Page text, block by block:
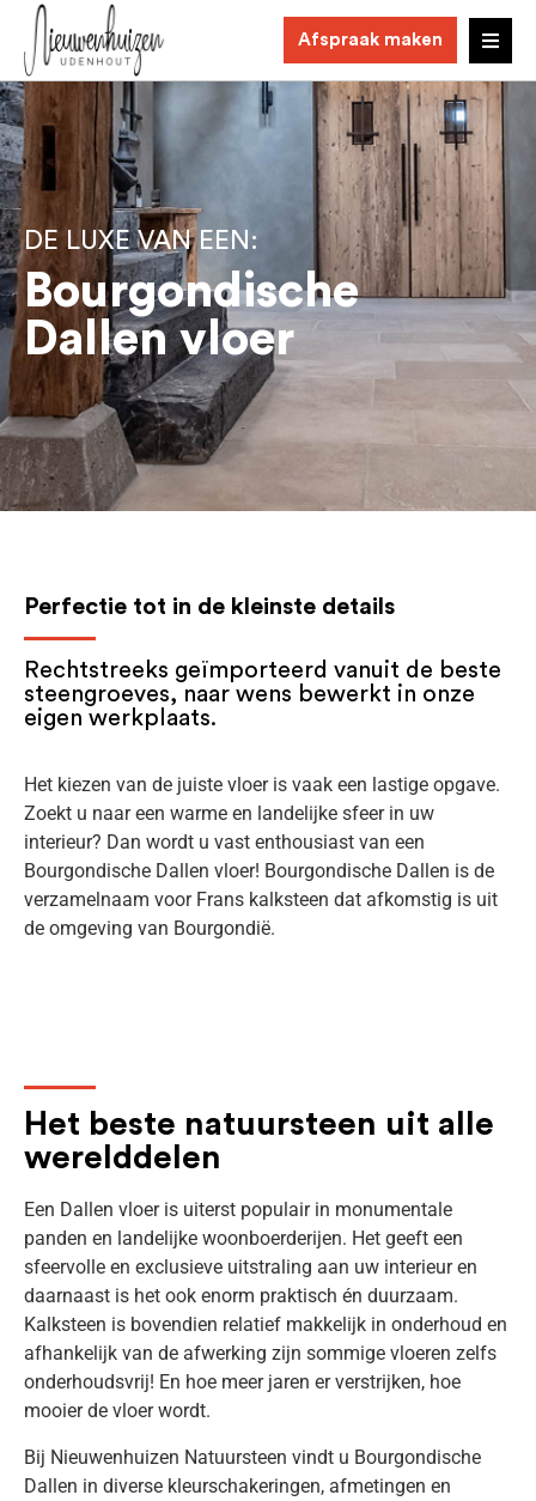
Afspraak maken
DE LUXE VAN EEN:
Bourgondische
Dallen vloer
Perfectie tot in de kleinste details
Rechtstreeks geïmporteerd vanuit de beste
steengroeves, naar wens bewerkt in onze
eigen werkplaats.
Het kiezen van de juiste vloer is vaak een lastige opgave.
Zoekt u naar een warme en landelijke sfeer in uw
interieur? Dan wordt u vast enthousiast van een
Bourgondische Dallen vloer! Bourgondische Dallen is de
verzamelnaam voor Frans kalksteen dat afkomstig is uit
de omgeving van Bourgondië.
Het beste natuursteen uit alle
werelddelen
Een Dallen vloer is uiterst populair in monumentale
panden en landelijke woonboerderijen. Het geeft een
sfeervolle en exclusieve uitstraling aan uw interieur en
daarnaast is het ook enorm praktisch én duurzaam.
Kalksteen is bovendien relatief makkelijk in onderhoud en
afhankelijk van de afwerking zijn sommige vloeren zelfs
onderhoudsvrij! En hoe meer jaren er verstrijken, hoe
mooier de vloer wordt.
Bij Nieuwenhuizen Natuursteen vindt u Bourgondische
Dallen in diverse kleurschakeringen, afmetingen en